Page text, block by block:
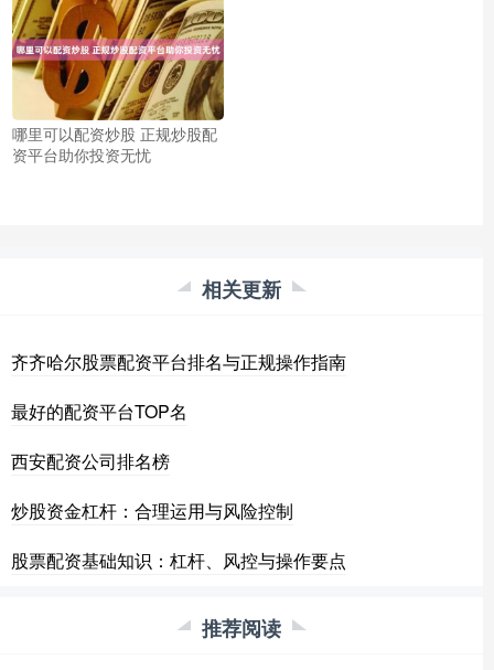
哪里可以配资炒股 正规炒股配
资平台助你投资无忧
相关更新
齐齐哈尔股票配资平台排名与正规操作指南
最好的配资平台TOP名
西安配资公司排名榜
炒股资金杠杆：合理运用与风险控制
股票配资基础知识：杠杆、风控与操作要点
推荐阅读